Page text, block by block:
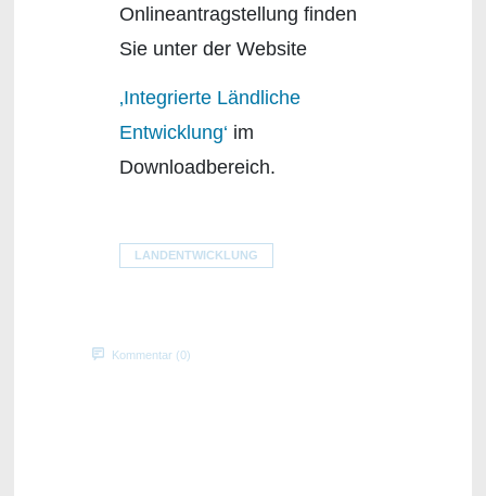
Onlineantragstellung finden
Sie unter der Website
‚Integrierte Ländliche
Entwicklung‘ im
Downloadbereich.
LANDENTWICKLUNG
Kommentar (0)